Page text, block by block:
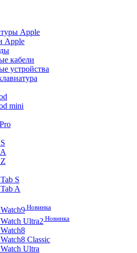
Apple
Apple
кабели
устройства
mini
S
A
Новинка
Ultra2 Новинка
Classic
Ultra